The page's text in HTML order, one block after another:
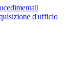
d'ufficio